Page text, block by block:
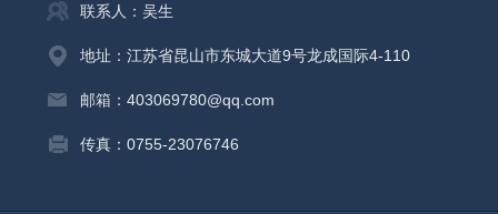
联系人：吴生
地址：江苏省昆山市东城大道9号龙成国际4-110
邮箱：403069780@qq.com
传真：0755-23076746